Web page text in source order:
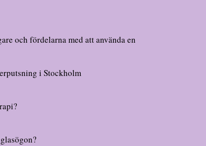
och fördelarna med att använda en
i Stockholm